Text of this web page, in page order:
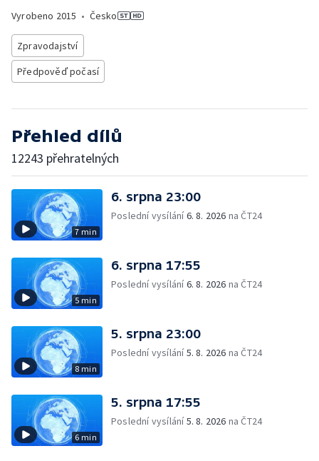
Vyrobeno 2015 • Česko
Zpravodajství
Předpověď počasí
Přehled dílů
12243 přehratelných
7 min
6. srpna 23:00
Poslední vysílání6. 8. 2026 na ČT24
5 min
6. srpna 17:55
Poslední vysílání6. 8. 2026 na ČT24
8 min
5. srpna 23:00
Poslední vysílání5. 8. 2026 na ČT24
6 min
5. srpna 17:55
Poslední vysílání5. 8. 2026 na ČT24